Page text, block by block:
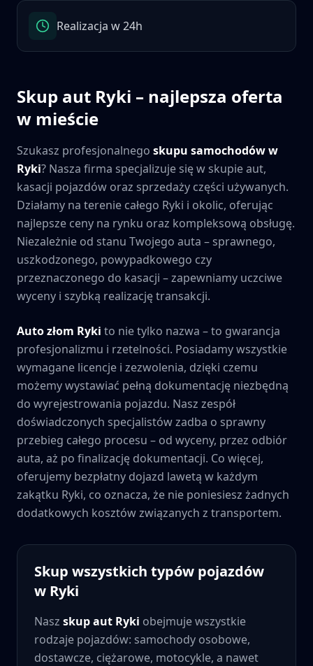
Realizacja w 24h
Skup aut Ryki – najlepsza oferta
w mieście
Szukasz profesjonalnego skupu samochodów w
Ryki? Nasza firma specjalizuje się w skupie aut,
kasacji pojazdów oraz sprzedaży części używanych.
Działamy na terenie całego Ryki i okolic, oferując
najlepsze ceny na rynku oraz kompleksową obsługę.
Niezależnie od stanu Twojego auta – sprawnego,
uszkodzonego, powypadkowego czy
przeznaczonego do kasacji – zapewniamy uczciwe
wyceny i szybką realizację transakcji.
Auto złom Ryki to nie tylko nazwa – to gwarancja
profesjonalizmu i rzetelności. Posiadamy wszystkie
wymagane licencje i zezwolenia, dzięki czemu
możemy wystawiać pełną dokumentację niezbędną
do wyrejestrowania pojazdu. Nasz zespół
doświadczonych specjalistów zadba o sprawny
przebieg całego procesu – od wyceny, przez odbiór
auta, aż po finalizację dokumentacji. Co więcej,
oferujemy bezpłatny dojazd lawetą w każdym
zakątku Ryki, co oznacza, że nie poniesiesz żadnych
dodatkowych kosztów związanych z transportem.
Skup wszystkich typów pojazdów
w Ryki
Nasz skup aut Ryki obejmuje wszystkie
rodzaje pojazdów: samochody osobowe,
dostawcze, ciężarowe, motocykle, a nawet